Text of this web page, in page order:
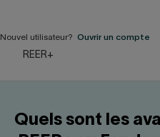
contenu
Financement
Nouvel utilisateur? Ouvrir un compte
REER+
Quels sont les